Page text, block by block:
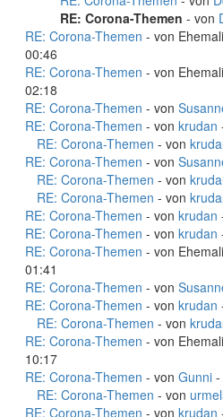
RE: Corona-Themen - von
RE: Corona-Themen - von
00:46
RE: Corona-Themen - von
02:18
RE: Corona-Themen - von
RE: Corona-Themen - von krudan
RE: Corona-Themen - von
RE: Corona-Themen - von
RE: Corona-Themen - von
RE: Corona-Themen - von
RE: Corona-Themen - von krudan
RE: Corona-Themen - von krudan
RE: Corona-Themen - von
01:41
RE: Corona-Themen - von
RE: Corona-Themen - von krudan
RE: Corona-Themen - von
RE: Corona-Themen - von
10:17
RE: Corona-Themen - von Gunni -
RE: Corona-Themen - von
RE: Corona-Themen - von krudan